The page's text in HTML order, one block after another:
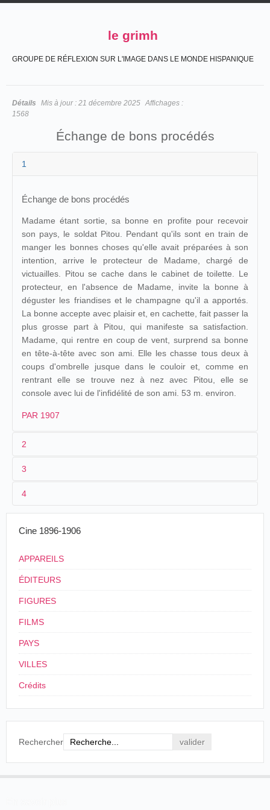
le grimh
GROUPE DE RÉFLEXION SUR L'IMAGE DANS LE MONDE HISPANIQUE
Détails Mis à jour : 21 décembre 2025 Affichages :
1568
Échange de bons procédés
1
Échange de bons procédés
Madame étant sortie, sa bonne en profite pour recevoir
son pays, le soldat Pitou. Pendant qu'ils sont en train de
manger les bonnes choses qu'elle avait préparées à son
intention, arrive le protecteur de Madame, chargé de
victuailles. Pitou se cache dans le cabinet de toilette. Le
protecteur, en l'absence de Madame, invite la bonne à
déguster les friandises et le champagne qu'il a apportés.
La bonne accepte avec plaisir et, en cachette, fait passer la
plus grosse part à Pitou, qui manifeste sa satisfaction.
Madame, qui rentre en coup de vent, surprend sa bonne
en tête-à-tête avec son ami. Elle les chasse tous deux à
coups d'ombrelle jusque dans le couloir et, comme en
rentrant elle se trouve nez à nez avec Pitou, elle se
console avec lui de l'infidélité de son ami. 53 m. environ.
PAR 1907
2
1
2
3
1907
53 m.
4
France
3
4
Cine 1896-1906
APPAREILS
ÉDITEURS
FIGURES
FILMS
PAYS
VILLES
Crédits
Rechercher